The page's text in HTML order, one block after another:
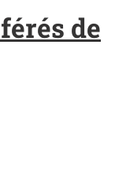
de